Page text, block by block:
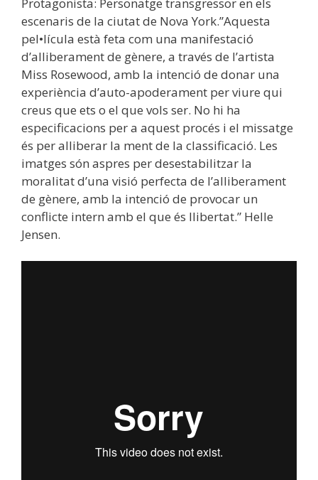
escenaris de la ciutat de Nova York.”Aquesta
pel•lícula està feta com una manifestació
d’alliberament de gènere, a través de l’artista
Miss Rosewood, amb la intenció de donar una
experiència d’auto-apoderament per viure qui
creus que ets o el que vols ser. No hi ha
especificacions per a aquest procés i el missatge
és per alliberar la ment de la classificació. Les
imatges són aspres per desestabilitzar la
moralitat d’una visió perfecta de l’alliberament
de gènere, amb la intenció de provocar un
conflicte intern amb el que és llibertat.” Helle
Jensen.